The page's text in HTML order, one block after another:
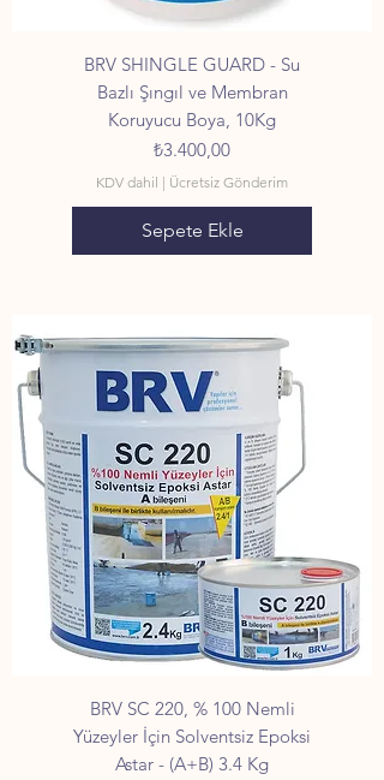
BRV SHINGLE GUARD - Su
Bazlı Şıngıl ve Membran
Koruyucu Boya, 10Kg
Fiyat
₺3.400,00
KDV dahil | Ücretsiz Gönderim
Sepete Ekle
BRV SC 220, % 100 Nemli
Yüzeyler İçin Solventsiz Epoksi
Astar - (A+B) 3.4 Kg